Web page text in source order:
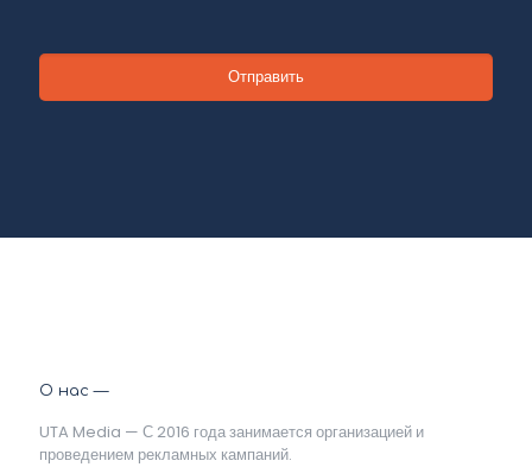
О нас —
UTA Media — С 2016 года занимается организацией и
проведением рекламных кампаний.